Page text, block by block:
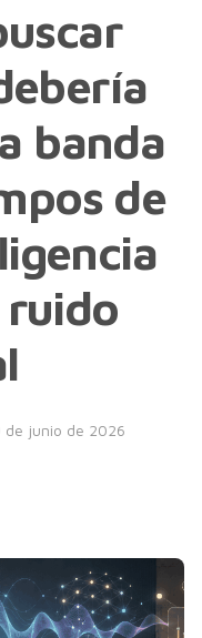
banda
de
junio de 2026